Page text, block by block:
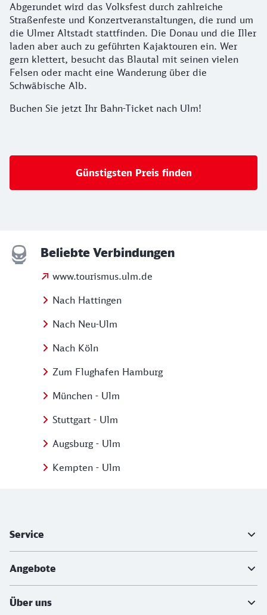
Abgerundet wird das Volksfest durch zahlreiche
Straßenfeste und Konzertveranstaltungen, die rund um
die Ulmer Altstadt stattfinden. Die Donau und die Iller
laden aber auch zu geführten Kajaktouren ein. Wer
gern klettert, besucht das Blautal mit seinen vielen
Felsen oder macht eine Wanderung über die
Schwäbische Alb.
Buchen Sie jetzt Ihr Bahn-Ticket nach Ulm!
Günstigsten Preis finden
Beliebte Verbindungen
www.tourismus.ulm.de
Nach Hattingen
Nach Neu-Ulm
Nach Köln
Zum Flughafen Hamburg
München - Ulm
Stuttgart - Ulm
Augsburg - Ulm
Kempten - Ulm
Service
Angebote
Über uns